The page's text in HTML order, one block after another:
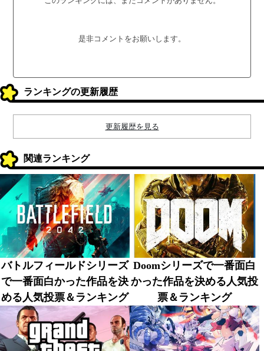
是非コメントをお願いします。
ランキングの更新履歴
更新履歴を見る
関連ランキング
バトルフィールドシリーズ
で一番面白かった作品を決
める人気投票＆ランキング
Doomシリーズで一番面白
かった作品を決める人気投
票＆ランキング